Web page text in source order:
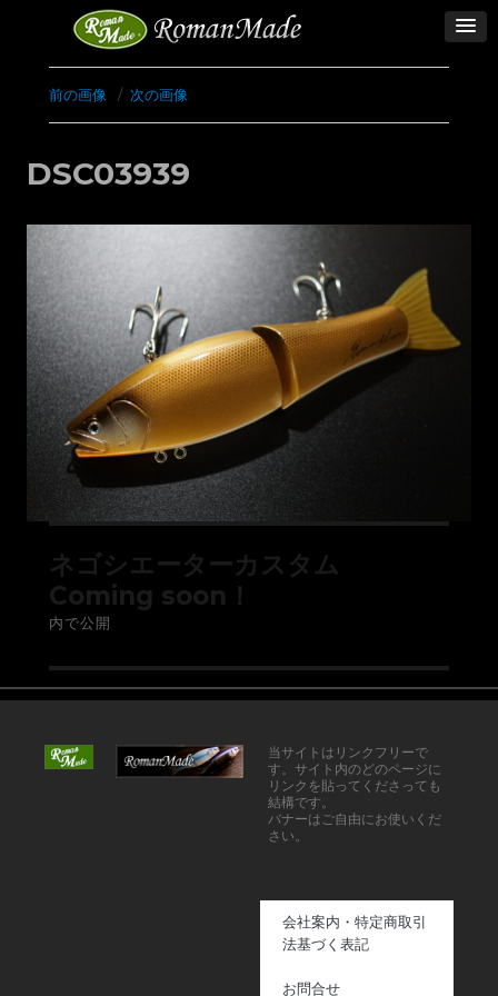
前の画像 次の画像
DSC03939
ネゴシエーターカスタム
Coming soon！
内で公開
当サイトはリンクフリーで
す。サイト内のどのページに
リンクを貼ってくださっても
結構です。
バナーはご自由にお使いくだ
さい。
会社案内・特定商取引
法基づく表記
お問合せ